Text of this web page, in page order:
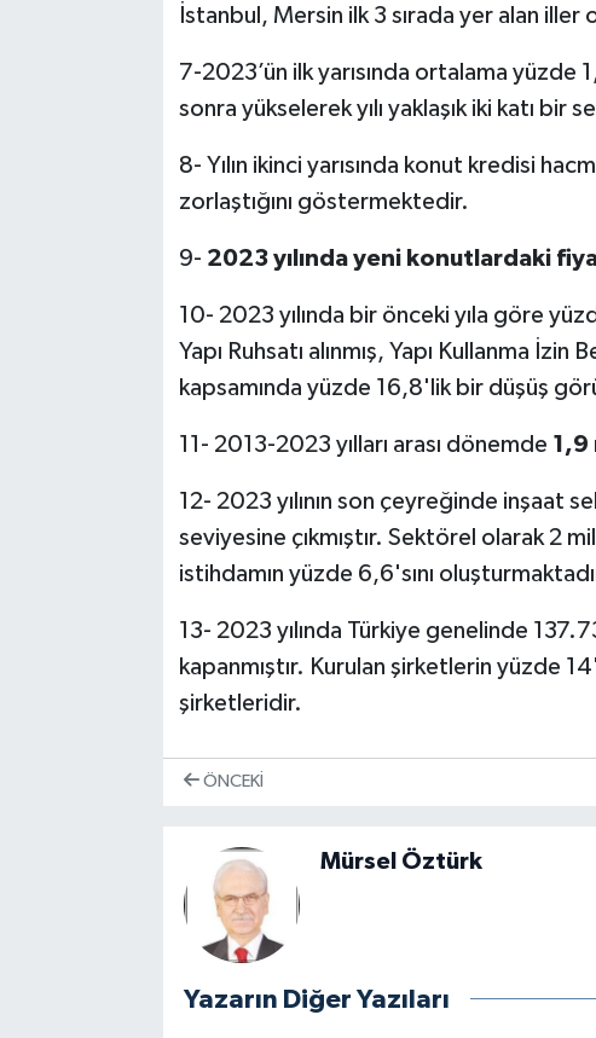
İstanbul, Mersin ilk 3 sırada yer alan iller
7-2023’ün ilk yarısında ortalama
sonra yükselerek yılı yaklaşık iki katı bir
8- Yılın ikinci yarısında konut kredisi
zorlaştığını göstermektedir.
9- 2023 yılında yeni konutlardaki
10- 2023 yılında bir önceki yıla göre
Yapı Ruhsatı alınmış, Yapı Kullanma
kapsamında yüzde 16,8'lik bir düşüş
11- 2013-2023 yılları arası dönemde 1,9
12- 2023 yılının son çeyreğinde inşaat
seviyesine çıkmıştır. Sektörel olarak 2
istihdamın yüzde 6,6'sını
13- 2023 yılında Türkiye genelinde
kapanmıştır. Kurulan şirketlerin yüzde
şirketleridir.
ÖNCEKI
Mürsel Öztürk
Yazarın Diğer Yazıları